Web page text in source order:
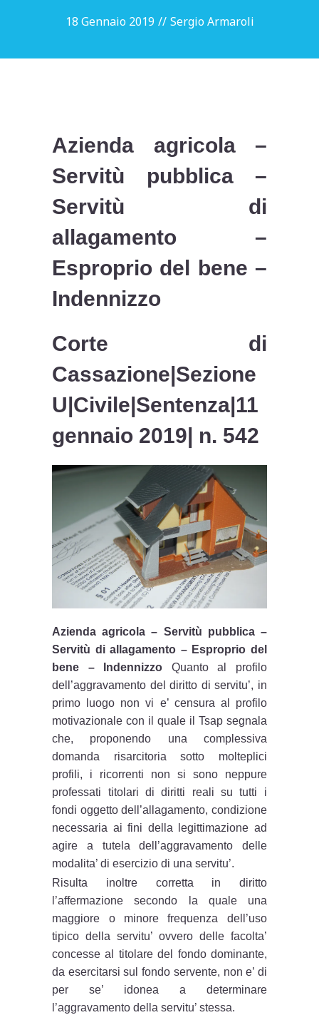
18 Gennaio 2019 // Sergio Armaroli
Azienda agricola –
Servitù pubblica –
Servitù di
allagamento –
Esproprio del bene –
Indennizzo
Corte di
Cassazione|Sezione
U|Civile|Sentenza|11
gennaio 2019| n. 542
Azienda agricola – Servitù pubblica –
Servitù di allagamento – Esproprio del
bene – Indennizzo Quanto al profilo
dell’aggravamento del diritto di servitu’, in
primo luogo non vi e’ censura al profilo
motivazionale con il quale il Tsap segnala
che, proponendo una complessiva
domanda risarcitoria sotto molteplici
profili, i ricorrenti non si sono neppure
professati titolari di diritti reali su tutti i
fondi oggetto dell’allagamento, condizione
necessaria ai fini della legittimazione ad
agire a tutela dell’aggravamento delle
modalita’ di esercizio di una servitu’.
Risulta inoltre corretta in diritto
l’affermazione secondo la quale una
maggiore o minore frequenza dell’uso
tipico della servitu’ ovvero delle facolta’
concesse al titolare del fondo dominante,
da esercitarsi sul fondo servente, non e’ di
per se’ idonea a determinare
l’aggravamento della servitu’ stessa.